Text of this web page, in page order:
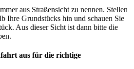
aus Straßensicht zu nennen. Stellen
Ihre Grundstücks hin und schauen Sie
Aus dieser Sicht ist dann bitte die
aus für die richtige